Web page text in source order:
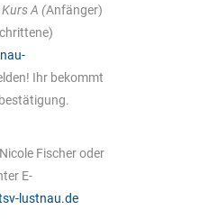
Kurs A (Anfänger)
Ihr bekommt
Fischer oder
E-
lustnau.de